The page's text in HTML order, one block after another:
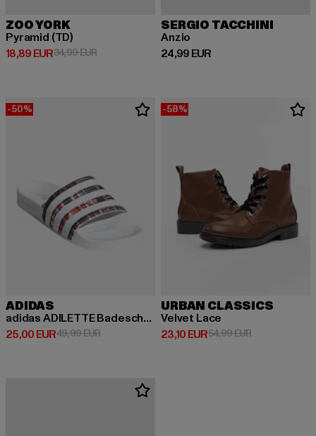
ZOO YORK
Pyramid (TD)
18,89 EUR
Derzeitiger Preis: 18,89 EUR
34,99 EURAktionspreis: 34,99 EUR
SERGIO TACCHINI
Anzio
24,99 EUR
Derzeitiger Preis: 24,99 EUR
-50%
ADIDAS
adidas ADILETTE Badeschuhe
25,00 EUR
Derzeitiger Preis: 25,00 EUR
49,99 EURAktionspreis: 49,99 EUR
-58%
URBAN CLASSICS
Velvet Lace
23,10 EUR
Derzeitiger Preis: 23,10 EUR
54,99 EURAktionspreis: